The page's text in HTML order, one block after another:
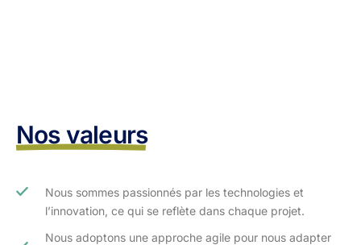
Nos valeurs
Nous sommes passionnés par les technologies et
l’innovation, ce qui se reflète dans chaque projet.
Nous adoptons une approche agile pour nous adapter